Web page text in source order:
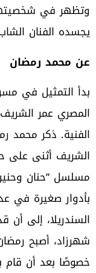
وتظهر في شخصيتها
يجسده الفنان
عن محمد رمضان
بدأ التمثيل في
المصري عمر
الفنية. ذكر محمد
الشريف أثنى على
مسلسل “حنان
بأدوار صغيرة في
السندريلا، إلى
شهرزاد، أصبح
خصوصًا بعد أن قام